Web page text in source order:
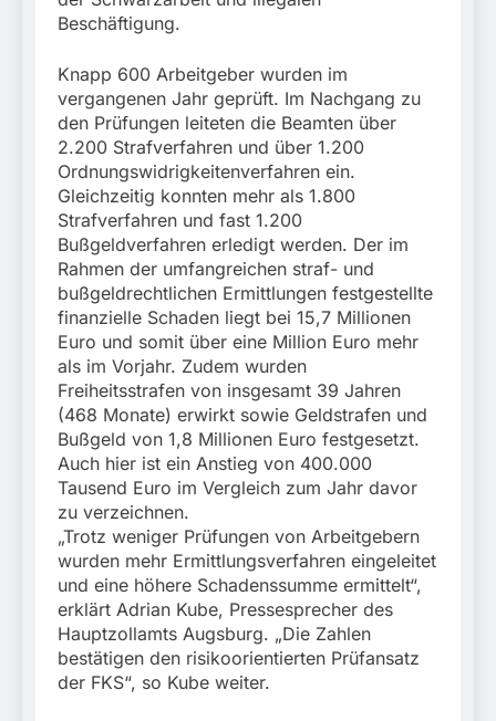
/ Bundespolizei ermittelt
wegen gefährlichen
Eingriffs in den
Bahnverkehr
Beschäftigung.
Knapp 600 Arbeitgeber wurden im
vergangenen Jahr geprüft. Im Nachgang zu
den Prüfungen leiteten die Beamten über
2.200 Strafverfahren und über 1.200
Ordnungswidrigkeitenverfahren ein.
Gleichzeitig konnten mehr als 1.800
Strafverfahren und fast 1.200
Bußgeldverfahren erledigt werden. Der im
Rahmen der umfangreichen straf- und
bußgeldrechtlichen Ermittlungen festgestellte
finanzielle Schaden liegt bei 15,7 Millionen
Euro und somit über eine Million Euro mehr
als im Vorjahr. Zudem wurden
Freiheitsstrafen von insgesamt 39 Jahren
(468 Monate) erwirkt sowie Geldstrafen und
Bußgeld von 1,8 Millionen Euro festgesetzt.
Auch hier ist ein Anstieg von 400.000
Tausend Euro im Vergleich zum Jahr davor
zu verzeichnen.
„Trotz weniger Prüfungen von Arbeitgebern
wurden mehr Ermittlungsverfahren eingeleitet
und eine höhere Schadenssumme ermittelt“,
erklärt Adrian Kube, Pressesprecher des
Hauptzollamts Augsburg. „Die Zahlen
bestätigen den risikoorientierten Prüfansatz
der FKS“, so Kube weiter.